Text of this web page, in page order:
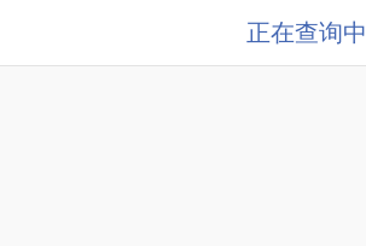
正在查询中